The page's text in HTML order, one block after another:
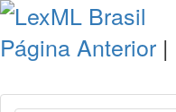
Página Anterior |